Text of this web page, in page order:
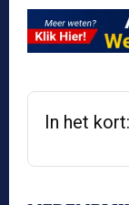
In het kort: